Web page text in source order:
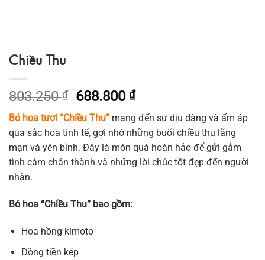
Chiều Thu
803.250₫
Giá
gốc
là:
803.250 ₫.
688.800₫Giá
hiện
tại
là:
688.800 ₫.
Bó hoa tươi “Chiều Thu” mang đến sự dịu dàng và ấm áp
qua sắc hoa tinh tế, gợi nhớ những buổi chiều thu lãng
mạn và yên bình. Đây là món quà hoàn hảo để gửi gắm
tình cảm chân thành và những lời chúc tốt đẹp đến người
nhận.
Bó hoa “Chiều Thu” bao gồm:
Hoa hồng kimoto
Đồng tiền kép